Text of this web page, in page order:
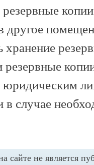
хранение
юридическим
в случае
сайте не является